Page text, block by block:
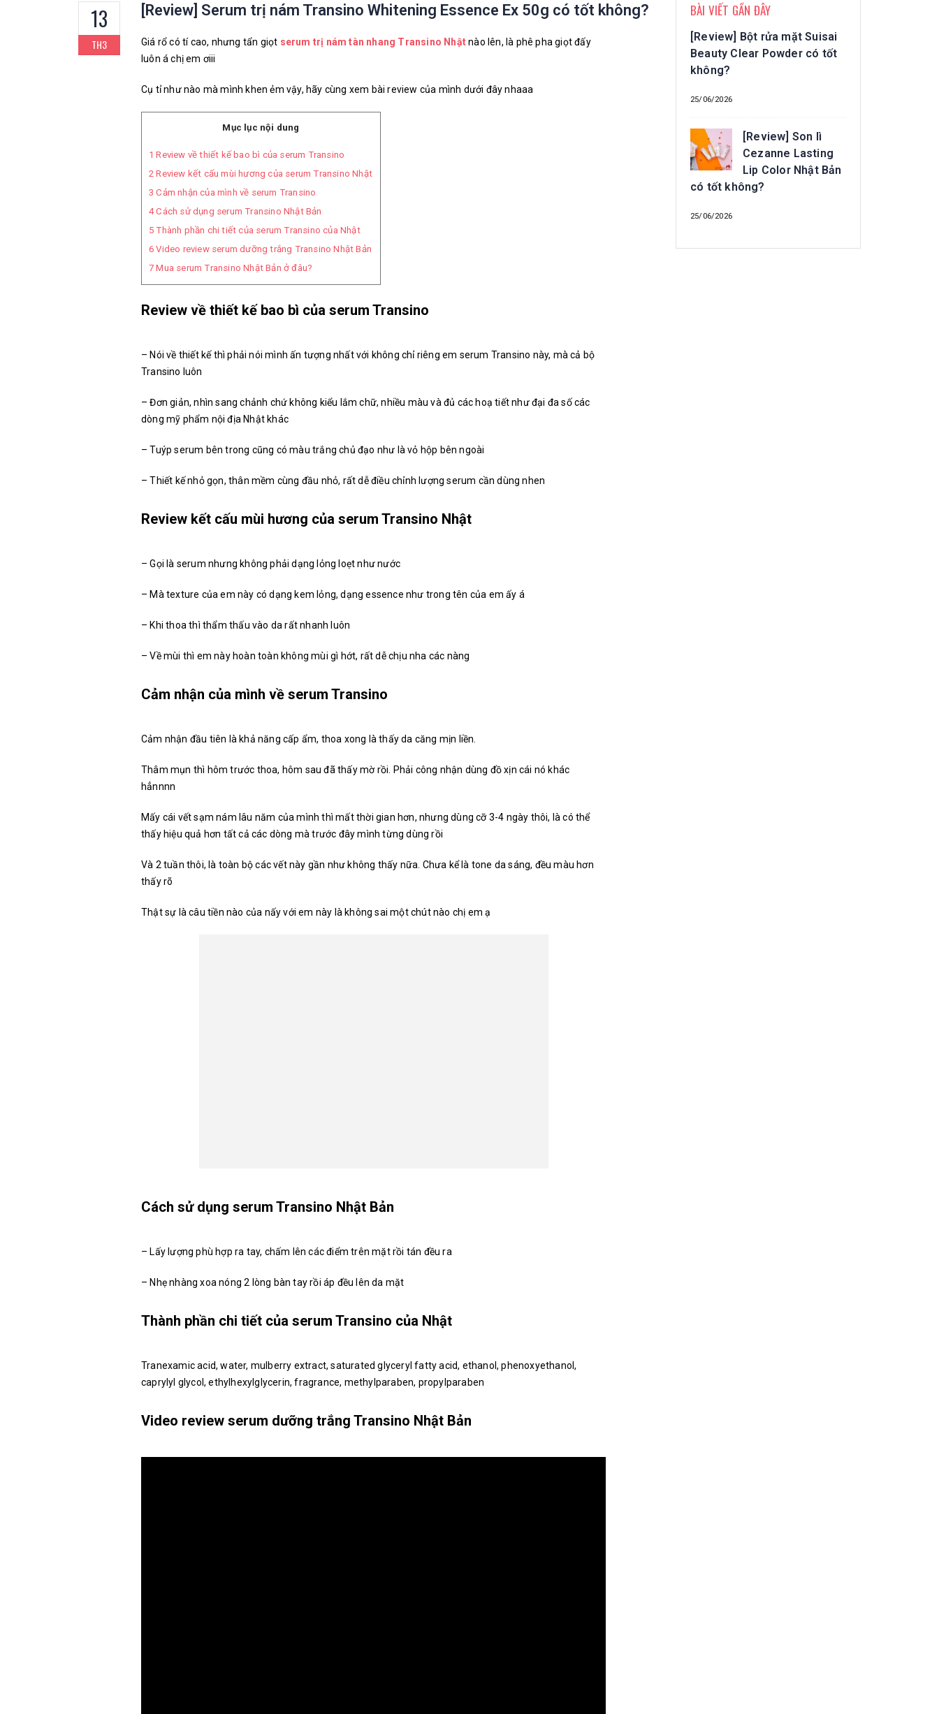
13
TH3
[Review] Serum trị nám Transino Whitening Essence Ex 50g có tốt không?
Giá rổ có tí cao, nhưng tẩn giọt serum trị nám tàn nhang Transino Nhậtnào lên, là phê pha giọt đấy
luôn á chị em ơiii
Cụ tỉ như nào mà mình khen ẻm vậy, hãy cùng xem bài review của mình dưới đây nhaaa
Mục lục nội dung
1 Review về thiết kế bao bì của serum Transino
2 Review kết cấu mùi hương của serum Transino Nhật
3 Cảm nhận của mình về serum Transino
4Cách sử dụng serum Transino Nhật Bản
5 Thành phần chi tiết của serum Transino của Nhật
6 Video review serum dưỡng trắng Transino Nhật Bản
7 Mua serum Transino Nhật Bản ở đâu?
Review về thiết kế bao bì của serum Transino
– Nói về thiết kế thì phải nói mình ấn tượng nhất với không chỉ riêng em serum Transino này, mà cả bộ
Transino luôn
– Đơn giản, nhìn sang chảnh chứ không kiểu lắm chữ, nhiều màu và đủ các hoạ tiết như đại đa số các
dòng mỹ phẩm nội địa Nhật khác
– Tuýp serum bên trong cũng có màu trắng chủ đạo như là vỏ hộp bên ngoài
– Thiết kế nhỏ gọn, thân mềm cùng đầu nhỏ, rất dễ điều chỉnh lượng serum cần dùng nhen
Review kết cấu mùi hương của serum Transino Nhật
– Gọi là serum nhưng không phải dạng lỏng loẹt như nước
– Mà texture của em này có dạng kem lỏng, dạng essence như trong tên của em ấy á
– Khi thoa thì thẩm thấu vào da rất nhanh luôn
– Về mùi thì em này hoàn toàn không mùi gì hớt, rất dễ chịu nha các nàng
Cảm nhận của mình về serum Transino
Cảm nhận đầu tiên là khả năng cấp ẩm, thoa xong là thấy da căng mịn liền.
Thâm mụn thì hôm trước thoa, hôm sau đã thấy mờ rồi. Phải công nhận dùng đồ xịn cái nó khác
hẳnnnn
Mấy cái vết sạm nám lâu năm của mình thì mất thời gian hơn, nhưng dùng cỡ 3-4 ngày thôi, là có thể
thấy hiệu quả hơn tất cả các dòng mà trước đây mình từng dùng rồi
Và 2 tuần thôi, là toàn bộ các vết này gần như không thấy nữa. Chưa kể là tone da sáng, đều màu hơn
thấy rõ
Thật sự là câu tiền nào của nấy với em này là không sai một chút nào chị em ạ
Cách sử dụng serum Transino Nhật Bản
– Lấy lượng phù hợp ra tay, chấm lên các điểm trên mặt rồi tán đều ra
– Nhẹ nhàng xoa nóng 2 lòng bàn tay rồi áp đều lên da mặt
Thành phần chi tiết của serum Transino của Nhật
Tranexamic acid, water, mulberry extract, saturated glyceryl fatty acid, ethanol, phenoxyethanol,
caprylyl glycol, ethylhexylglycerin, fragrance, methylparaben, propylparaben
Video review serum dưỡng trắng Transino Nhật Bản
BÀI VIẾT GẦN ĐÂY
[Review] Bột rửa mặt Suisai
Beauty Clear Powder có tốt
không?
25/06/2026
[Review] Son lì
Cezanne Lasting
Lip Color Nhật Bản
có tốt không?
25/06/2026